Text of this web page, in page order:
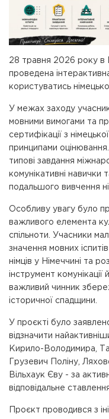
28 травня 2026 року в
проведена
користуватись
У межах заходу
мовними вимогами та
сертифікації з
принципами
типові завдання
комунікативні навички
подальшого вивчення
Особливу увагу було
важливого елемента
спільноти. Учасники
значення мовних іспитів
німців у Німеччині та
інструмент
важливий чинник
історичної спадщини.
У проєкті було
відзначити
Кирило-Володимира,
Грузевич Поліну,
Вільхаук Єву - за
відповідальне
Проєкт проводився з